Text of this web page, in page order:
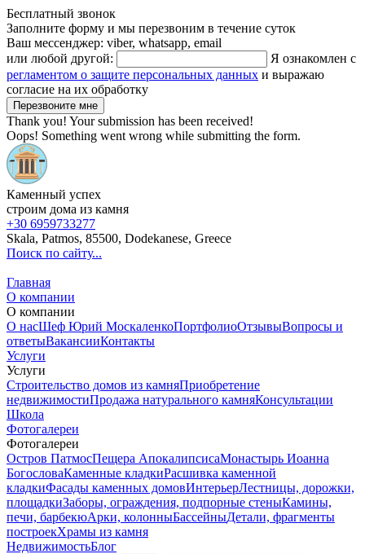
Бесплатный звонок
Заполните форму и мы перезвоним в течение суток
Ваш мессенджер: viber, whatsapp, email
или любой другой:
Я ознакомлен с
регламентом о защите персональных данных и выражаю
согласие на их обработку
Thank you! Your submission has been received!
Oops! Something went wrong while submitting the form.
Каменный успех
строим дома из камня
+30 6959733277
Skala, Patmos, 85500, Dodekanese, Greece
Поиск по сайту...
Главная
О компании
О компании
О насШеф Юрий МоскаленкоПортфолиоОтзывыВопросы и
ответыВакансииКонтакты
Услуги
Услуги
Строительство домов из камняПриобретение
недвижимостиПродажа натурального камняКонсультации
Школа
Фотогалереи
Фотогалереи
Остров ПатмосПещера АпокалипсисаМонастырь Иоанна
БогословаКаменные кладкиРасшивка каменной
кладкиФасады каменных домовИнтерьерЛестницы, дорожки,
площадкиЗаборы, ограждения, подпорные стеныКамины,
печи, барбекюАрки, колонныБассейныДетали, фрагменты
построекХрамы из камня
НедвижимостьБлог